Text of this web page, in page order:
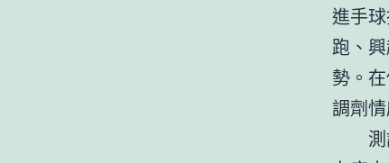
進手
跑、
勢。
調劑